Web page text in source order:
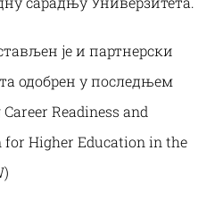
је и партнерски
одобрен у последњем
Readiness and
Higher Education in the